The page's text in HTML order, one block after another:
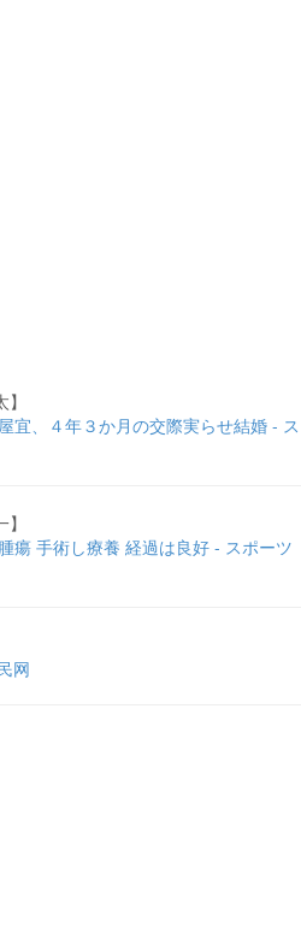
宜、４年３か月の交際実らせ結婚 - ス
瘍 手術し療養 経過は良好 - スポーツ
网